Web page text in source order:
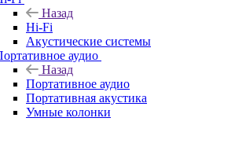
Назад
Hi-Fi
Акустические системы
аудио
Назад
Портативное аудио
Портативная акустика
Умные колонки